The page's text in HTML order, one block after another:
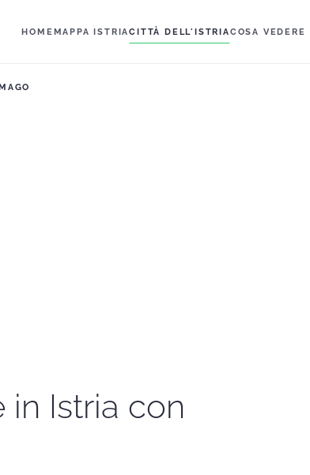
HOMEMAPPA ISTRIACITTÀ DELL'ISTRIACOSA VEDERE
in Istria con